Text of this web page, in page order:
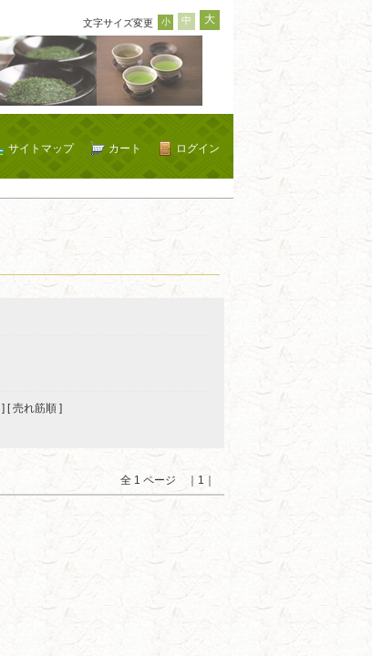
文字サイズ変更 小 中 大
ログイン
カート
サイトマップ
] [ 売れ筋順 ]
全 1 ページ ｜1｜